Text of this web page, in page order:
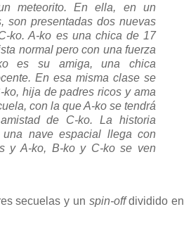
meteorito. En ella, en un
son presentadas dos nuevas
ko. A-ko es una chica de 17
normal pero con una fuerza
es su amiga, una chica
En esa misma clase se
ko, hija de padres ricos y ama
con la que A-ko se tendrá
de C-ko. La historia
una nave espacial llega con
y A-ko, B-ko y C-ko se ven
secuelas y un spin-offdividido en